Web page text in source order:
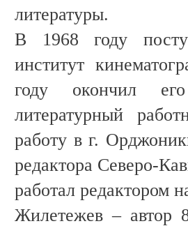
литературы.
В 1968 году
институт
году окончил
литературный
работу в г.
редактора Северо-
работал редактором
Жилетежев – автор